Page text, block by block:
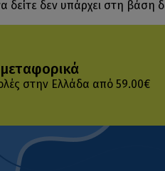
δείτε δεν υπάρχει στη βάση
στην Ελλάδα από 59.00€